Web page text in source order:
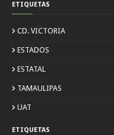
ETIQUETAS
CD. VICTORIA
ESTADOS
ESTATAL
TAMAULIPAS
UAT
ETIQUETAS